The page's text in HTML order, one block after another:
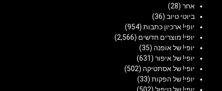
אחר (28)
ביוטי טיוב (36)
יופי! ארכיון כתבות (954)
יופי! מוצרים חדשים (2,566)
יופי! של אופנה (35)
יופי! של איפור (631)
יופי! של אסתטיקה (502)
יופי! של הפקות (33)
יופי! של טיפול (502)